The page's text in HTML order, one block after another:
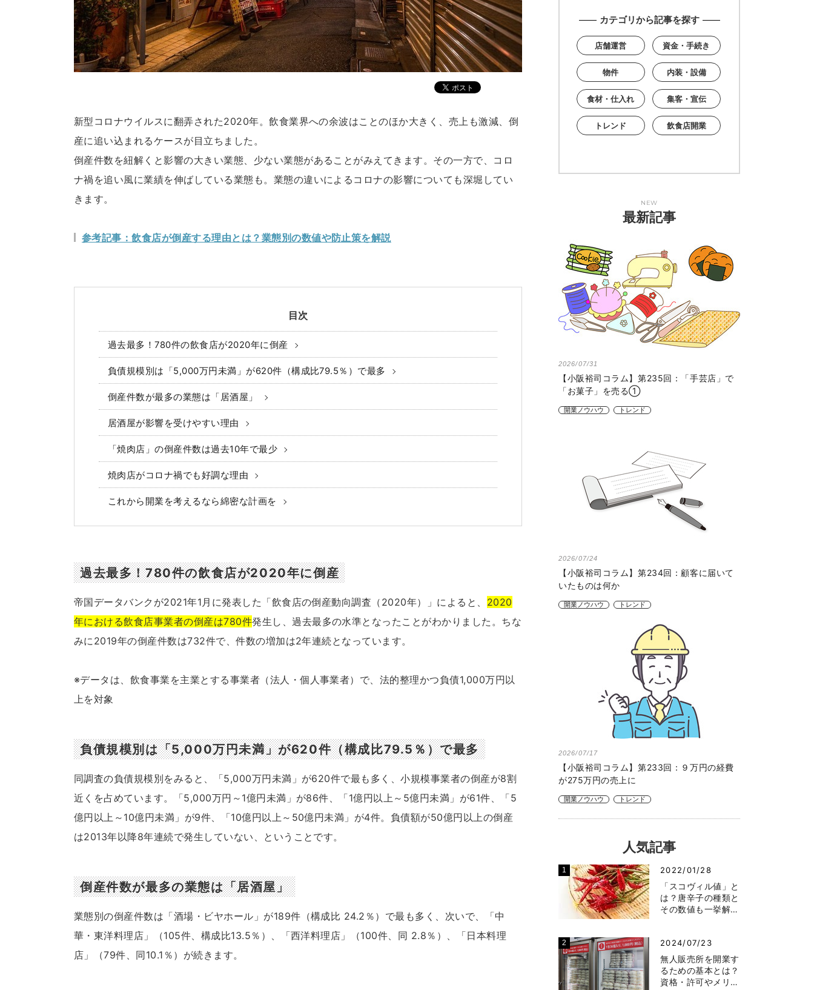
新型コロナウイルスに翻弄された2020年。飲食業界への余波はことのほか大きく、売上も激減、倒
産に追い込まれるケースが目立ちました。
倒産件数を紐解くと影響の大きい業態、少ない業態があることがみえてきます。その一方で、コロ
ナ禍を追い風に業績を伸ばしている業態も。業態の違いによるコロナの影響についても深堀してい
きます。
参考記事：飲食店が倒産する理由とは？業態別の数値や防止策を解説
目次
過去最多！780件の飲食店が2020年に倒産
負債規模別は「5,000万円未満」が620件（構成比79.5％）で最多
倒産件数が最多の業態は「居酒屋」
居酒屋が影響を受けやすい理由
「焼肉店」の倒産件数は過去10年で最少
焼肉店がコロナ禍でも好調な理由
これから開業を考えるなら綿密な計画を
過去最多！780件の飲食店が2020年に倒産
帝国データバンクが2021年1月に発表した「飲食店の倒産動向調査（2020年）」によると、 2020
年における飲食店事業者の倒産は780件発生し、過去最多の水準となったことがわかりました。ちな
みに2019年の倒産件数は732件で、件数の増加は2年連続となっています。
※データは、飲食事業を主業とする事業者（法人・個人事業者）で、法的整理かつ負債1,000万円以
上を対象
負債規模別は「5,000万円未満」が620件（構成比79.5％）で最多
同調査の負債規模別をみると、「5,000万円未満」が620件で最も多く、小規模事業者の倒産が8割
近くを占めています。「5,000万円～1億円未満」が86件、「1億円以上～5億円未満」が61件、「5
億円以上～10億円未満」が9件、「10億円以上～50億円未満」が4件。負債額が50億円以上の倒産
は2013年以降8年連続で発生していない、ということです。
倒産件数が最多の業態は「居酒屋」
業態別の倒産件数は「酒場・ビヤホール」が189件（構成比 24.2％）で最も多く、次いで、「中
華・東洋料理店」（105件、構成比13.5％）、「西洋料理店」（100件、同 2.8％）、「日本料理
店」（79件、同10.1％）が続きます。
カテゴリから記事を探す
店舗運営 資金・手続き
物件 内装・設備
食材・仕入れ 集客・宣伝
トレンド 飲食店開業
NEW
最新記事
2026/07/31
【小阪裕司コラム】第235回：「手芸店」で
「お菓子」を売る①
開業ノウハウ トレンド
2026/07/24
【小阪裕司コラム】第234回：顧客に届いて
いたものは何か
開業ノウハウ トレンド
2026/07/17
【小阪裕司コラム】第233回：９万円の経費
が275万円の売上に
開業ノウハウ トレンド
人気記事
2022/01/28
「スコヴィル値」と
は？唐辛子の種類と
その数値も一挙解…
2024/07/23
無人販売所を開業す
るための基本とは？
資格・許可やメリ…